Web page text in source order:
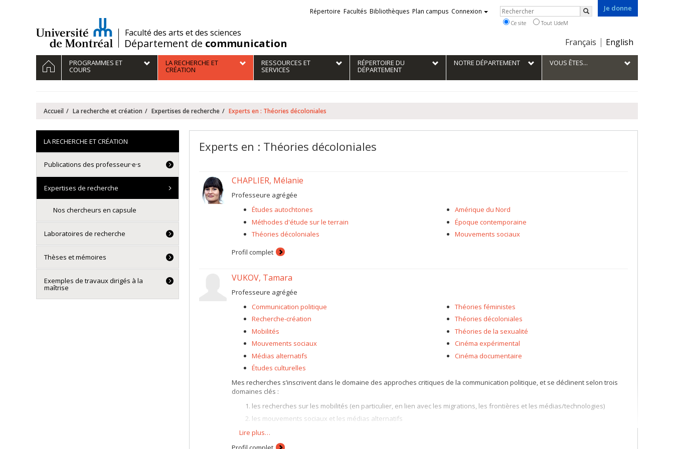
/Faculté des arts et des sciences
Département de communication
Je donne
Choix
la
langue
Français English
Liens
externes
Répertoire Facultés Bibliothèques Plan campus Connexion Rechercher
Rechercher
Ce site Tout UdeM
Navigation
principale
ACCUEILPROGRAMMES ET
COURS
LA RECHERCHE ET
CRÉATION
RESSOURCES ET
SERVICES
RÉPERTOIRE DU
DÉPARTEMENT
NOTRE DÉPARTEMENT VOUS ÊTES...
Accueil La recherche et création Expertises de recherche Experts en : Théories décoloniales
Experts en : Théories décoloniales
CHAPLIER, Mélanie
Professeure agrégée
Études autochtones
Méthodes d'étude sur le terrain
Théories décoloniales
Amérique du Nord
Époque contemporaine
Mouvements sociaux
Profil complet
VUKOV, Tamara
Professeure agrégée
Communication politique
Recherche-création
Mobilités
Mouvements sociaux
Médias alternatifs
Études culturelles
Théories féministes
Théories décoloniales
Théories de la sexualité
Cinéma expérimental
Cinéma documentaire
Mes recherches s’inscrivent dans le domaine des approches critiques de la communication politique, et se déclinent selon trois
domaines clés :
les recherches sur les mobilités (en particulier, en lien avec les migrations, les frontières et les médias/technologies)
les mouvements sociaux et les médias alternatifs
la recherche création (avec un intérêt particulier pour le documentaire et le cinéma expérimental)
Mon travail aborde des questions de communication politique d’un point de vue critique, allant au-delà de l'accent
Lire plus…
LA RECHERCHE ET CRÉATION
Publications des professeur·e·s
Expertises de recherche
Nos chercheurs en capsule
Laboratoires de recherche
Thèses et mémoires
Exemples de travaux dirigés à la
maîtrise